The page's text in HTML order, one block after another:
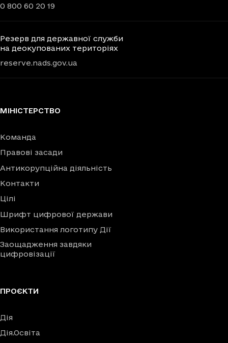
0 800 60 20 19
Резерв для державної служби
на деокупованих територіях
reserve.nads.gov.ua
МІНІСТЕРСТВО
Команда
Правові засади
Антикорупційна діяльність
Контакти
Цілі
Шрифт цифрової держави
Використання логотипу Дії
Заощадження завдяки
цифровізації
ПРОЄКТИ
Дія
Дія.Освіта